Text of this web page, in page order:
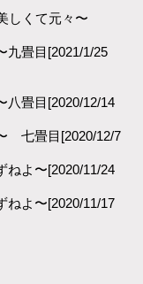
くて元々〜
九畳目 [2021/1/25
八畳目 [2020/12/14
七畳目 [2020/12/7
ねよ〜[2020/11/24
ねよ〜[2020/11/17